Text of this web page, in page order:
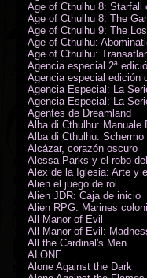
Age of Cthulhu 8: Starfall
Age of Cthulhu 8: The
Age of Cthulhu 9: The
Age of Cthulhu:
Age of Cthulhu:
Agencia especial 2ª
Agencia especial edición
Agencia Especial: La
Agencia Especial: La
Agentes de Dreamland
Alba di Cthulhu: Manuale
Alba di Cthulhu: Schermo
Alcázar, corazón oscuro
Alessa Parks y el robo
Álex de la Iglesia: Arte y
Alien el juego de rol
Alien JDR: Caja de inicio
Alien RPG: Marines
All Manor of Evil
All Manor of Evil:
All the Cardinal's Men
ALONE
Alone Against the Dark